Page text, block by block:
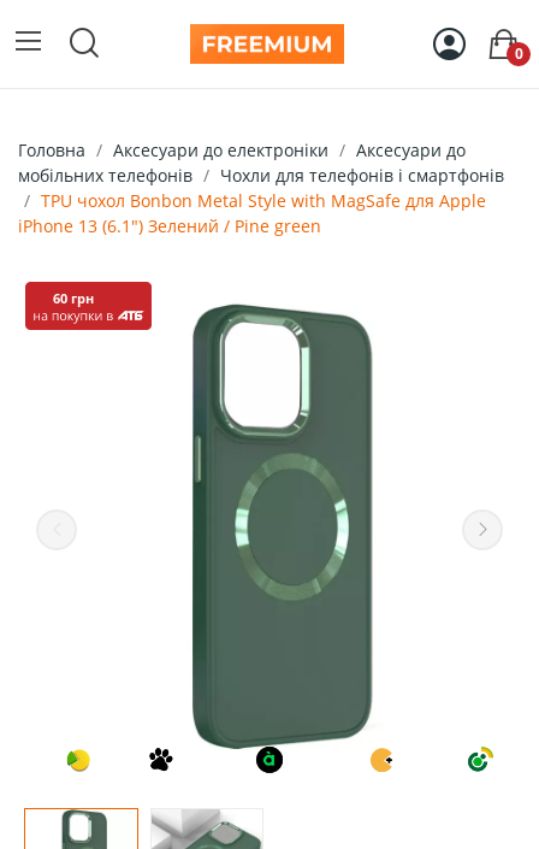
0
Головна Аксесуари до електроніки
Аксесуари до
мобільних телефонів
Чохли для телефонів і смартфонів
TPU чохол Bonbon Metal Style with MagSafe для Apple
iPhone 13 (6.1") Зелений / Pine green
60 грн